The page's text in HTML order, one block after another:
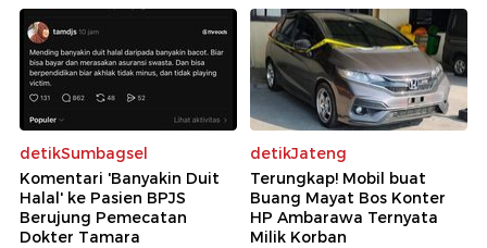
detikSumbagsel
Komentari 'Banyakin Duit
Halal' ke Pasien BPJS
Berujung Pemecatan
Dokter Tamara
detikJateng
Terungkap! Mobil buat
Buang Mayat Bos Konter
HP Ambarawa Ternyata
Milik Korban